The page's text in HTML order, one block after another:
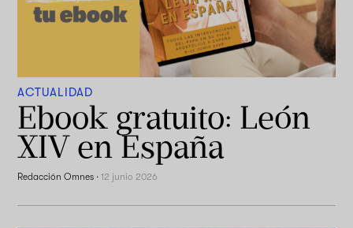
ACTUALIDAD
Ebook gratuito: León
XIV en España
Redacción Omnes ·12 junio 2026